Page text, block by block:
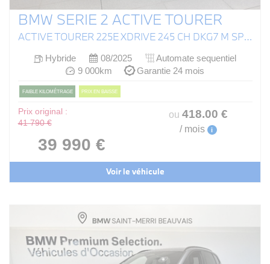
BMW SERIE 2 ACTIVE TOURER
ACTIVE TOURER 225E XDRIVE 245 CH DKG7 M SPORT
Hybride 08/2025
Automate sequentiel
9 000km
Garantie 24 mois
FAIBLE KILOMÉTRAGE PRIX EN BAISSE
Prix original :
41 790 €
39 990 €
ou 418.00 €
/ mois i
Voir le véhicule